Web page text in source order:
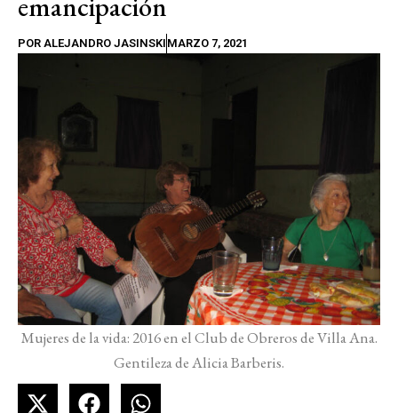
POR ALEJANDRO JASINSKI MARZO 7, 2021
Mujeres de la vida: 2016 en el Club de Obreros de Villa Ana.
Gentileza de Alicia Barberis.